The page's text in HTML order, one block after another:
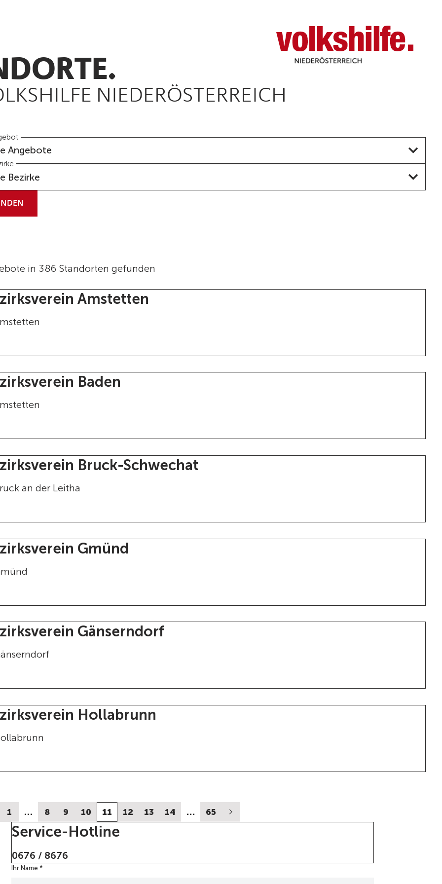
Niederösterreich
NIEDERÖSTERREICH
Angebote
Bezirke
in 386 Standorten gefunden
Amstetten
Baden
Bruck-Schwechat
an der Leitha
Gmünd
Gänserndorf
Hollabrunn
1 … 8 9 10 11 12 13 14 … 65
Service-Hotline
0676 / 8676
Ihr Name *
N